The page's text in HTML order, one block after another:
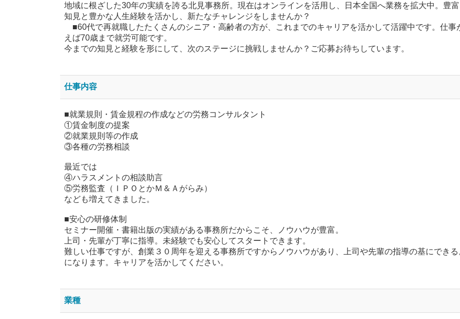
地域に根ざした30年の実績を誇る北見事務所。現在はオンラインを活用し、日本全国へ業務を拡大中。豊
知見と豊かな人生経験を活かし、新たなチャレンジをしませんか？
■60代で再就職したたくさんのシニア・高齢者の方が、これまでのキャリアを活かして活躍中です。仕事
えば70歳まで就労可能です。
今までの知見と経験を形にして、次のステージに挑戦しませんか？ご応募お待ちしています。
仕事内容
■就業規則・賃金規程の作成などの労務コンサルタント
①賃金制度の提案
②就業規則等の作成
③各種の労務相談
最近では
④ハラスメントの相談助言
⑤労務監査（ＩＰＯとかＭ＆Ａがらみ）
なども増えてきました。
■安心の研修体制
セミナー開催・書籍出版の実績がある事務所だからこそ、ノウハウが豊富。
上司・先輩が丁寧に指導。未経験でも安心してスタートできます。
難しい仕事ですが、創業３０周年を迎える事務所ですからノウハウがあり、上司や先輩の指導の基にでき
になります。キャリアを活かしてください。
業種